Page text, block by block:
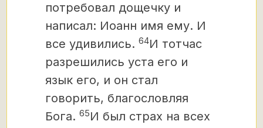
потребовал дощечку и
написал: Иоанн имя ему. И
все удивились. 64И тотчас
разрешились уста его и
язык его, и он стал
говорить, благословляя
Бога. 65И был страх на всех